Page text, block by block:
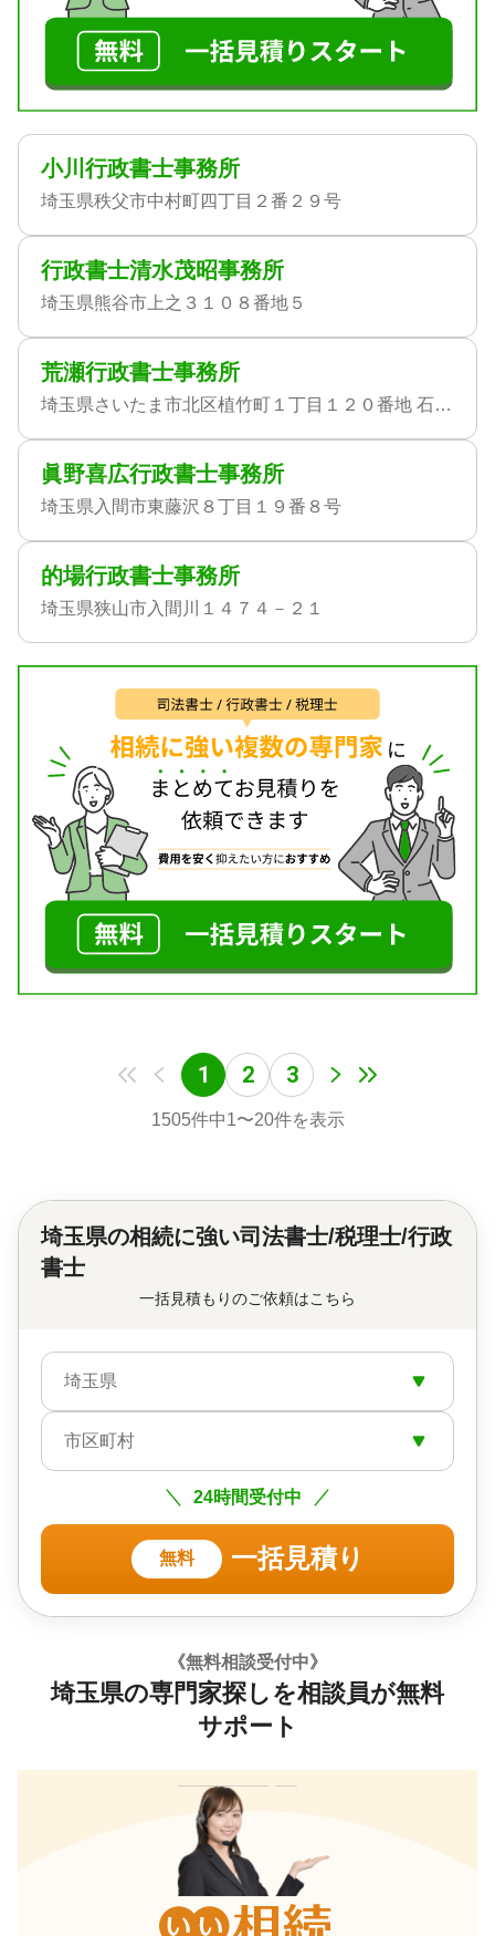
小川行政書士事務所
埼玉県秩父市中村町四丁目２番２９号
行政書士清水茂昭事務所
埼玉県熊谷市上之３１０８番地５
荒瀬行政書士事務所
埼玉県さいたま市北区植竹町１丁目１２０番地 石川第一マンション４０１
眞野喜広行政書士事務所
埼玉県入間市東藤沢８丁目１９番８号
的場行政書士事務所
埼玉県狭山市入間川１４７４－２１
1 2 3
1505件中1〜20件を表示
埼玉県の相続に強い司法書士/税理士/行政
書士
一括見積もりのご依頼はこちら
埼玉県
市区町村
24時間受付中
無料 一括見積り
《無料相談受付中》
埼玉県の専門家探しを相談員が無料
サポート